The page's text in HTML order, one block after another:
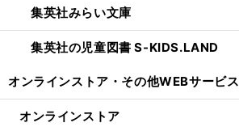
集英社みらい文庫
集英社の児童図書 S-KIDS.LAND
オンラインストア・ その他WEBサービス
オンラインストア